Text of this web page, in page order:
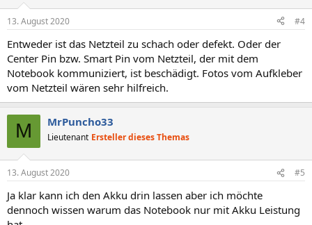
e
:
13. August 2020 #4
Entweder ist das Netzteil zu schach oder defekt. Oder der
Center Pin bzw. Smart Pin vom Netzteil, der mit dem
Notebook kommuniziert, ist beschädigt. Fotos vom Aufkleber
vom Netzteil wären sehr hilfreich.
M MrPuncho33
Lieutenant Ersteller dieses Themas
13. August 2020 #5
Ja klar kann ich den Akku drin lassen aber ich möchte
dennoch wissen warum das Notebook nur mit Akku Leistung